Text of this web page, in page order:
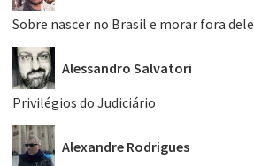
Sobre nascer no Brasil e morar fora dele
Alessandro Salvatori
Privilégios do Judiciário
Alexandre Rodrigues